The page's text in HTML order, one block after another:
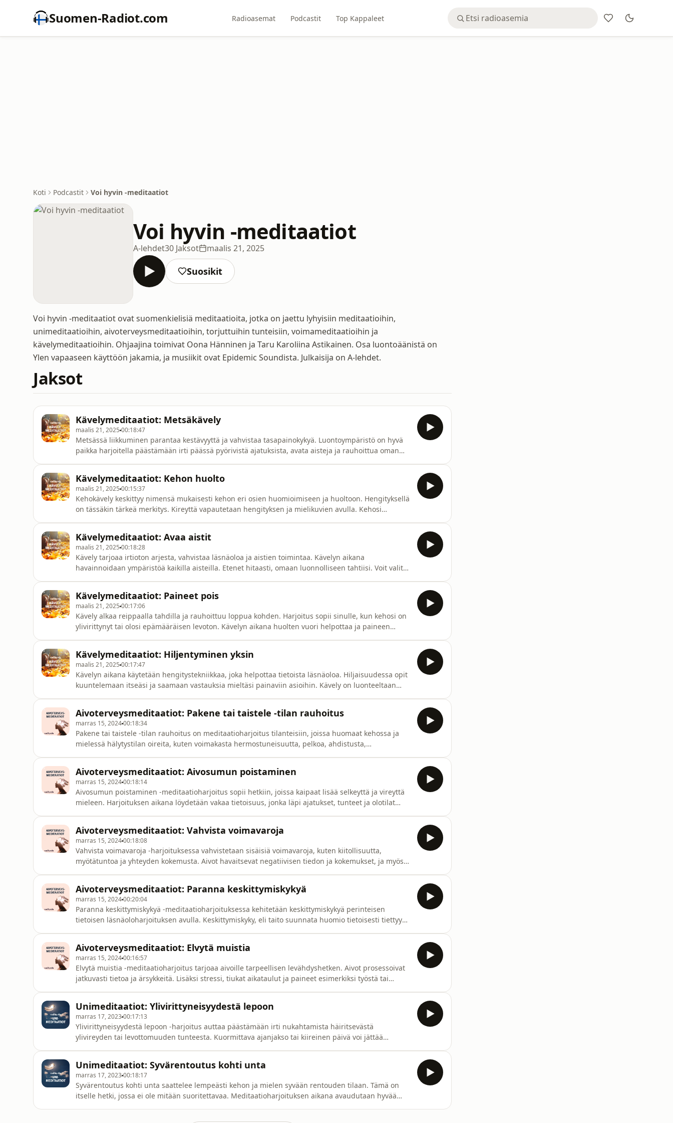
Suomen-Radiot.com Radioasemat Podcastit Top Kappaleet
Koti Podcastit Voi hyvin -meditaatiot
Voi hyvin -meditaatiot
A-lehdet30 Jaksot maalis 21, 2025
Suosikit
Voi hyvin -meditaatiot ovat suomenkielisiä meditaatioita, jotka on jaettu lyhyisiin meditaatioihin,
unimeditaatioihin, aivoterveysmeditaatioihin, torjuttuihin tunteisiin, voimameditaatioihin ja
kävelymeditaatioihin. Ohjaajina toimivat Oona Hänninen ja Taru Karoliina Astikainen. Osa luontoäänistä on
Ylen vapaaseen käyttöön jakamia, ja musiikit ovat Epidemic Soundista. Julkaisija on A-lehdet.
Jaksot
Kävelymeditaatiot: Metsäkävely
maalis 21, 2025 00:18:47
Metsässä liikkuminen parantaa kestävyyttä ja vahvistaa tasapainokykyä. Luontoympäristö on hyvä
paikka harjoitella päästämään irti päässä pyörivistä ajatuksista, avata aisteja ja rauhoittua oman
Kävelymeditaatiot: Kehon huolto
maalis 21, 2025 00:15:37
Kehokävely keskittyy nimensä mukaisesti kehon eri osien huomioimiseen ja huoltoon. Hengityksellä
on tässäkin tärkeä merkitys. Kireyttä vapautetaan hengityksen ja mielikuvien avulla. Kehosi
Kävelymeditaatiot: Avaa aistit
maalis 21, 2025 00:18:28
Kävely tarjoaa irtioton arjesta, vahvistaa läsnäoloa ja aistien toimintaa. Kävelyn aikana
havainnoidaan ympäristöä kaikilla aisteilla. Etenet hitaasti, omaan luonnolliseen tahtiisi. Voit valita
Kävelymeditaatiot: Paineet pois
maalis 21, 2025 00:17:06
Kävely alkaa reippaalla tahdilla ja rauhoittuu loppua kohden. Harjoitus sopii sinulle, kun kehosi on
ylivirittynyt tai olosi epämääräisen levoton. Kävelyn aikana huolten vuori helpottaa ja paineen
Kävelymeditaatiot: Hiljentyminen yksin
maalis 21, 2025 00:17:47
Kävelyn aikana käytetään hengitystekniikkaa, joka helpottaa tietoista läsnäoloa. Hiljaisuudessa opit
kuuntelemaan itseäsi ja saamaan vastauksia mieltäsi painaviin asioihin. Kävely on luonteeltaan
Aivoterveysmeditaatiot: Pakene tai taistele -tilan rauhoitus
marras 15, 202400:18:34
Pakene tai taistele -tilan rauhoitus on meditaatioharjoitus tilanteisiin, joissa huomaat kehossa ja
mielessä hälytystilan oireita, kuten voimakasta hermostuneisuutta, pelkoa, ahdistusta,
mikä vähentää ylih
Aivoterveysmeditaatiot: Aivosumun poistaminen
marras 15, 202400:18:14
Aivosumun poistaminen -meditaatioharjoitus sopii hetkiin, joissa kaipaat lisää selkeyttä ja vireyttä
mieleen. Harjoituksen aikana löydetään vakaa tietoisuus, jonka läpi ajatukset, tunteet ja olotilat
Aivoterveysmeditaatiot: Vahvista voimavaroja
marras 15, 202400:18:08
Vahvista voimavaroja -harjoituksessa vahvistetaan sisäisiä voimavaroja, kuten kiitollisuutta,
myötätuntoa ja yhteyden kokemusta. Aivot havaitsevat negatiivisen tiedon ja kokemukset, ja myös
koko kokemuksen el
Aivoterveysmeditaatiot: Paranna keskittymiskykyä
marras 15, 202400:20:04
Paranna keskittymiskykyä -meditaatioharjoituksessa kehitetään keskittymiskykyä perinteisen
tietoisen läsnäoloharjoituksen avulla. Keskittymiskyky, eli taito suunnata huomio tietoisesti tiettyyn
tahtia ja kesk
Aivoterveysmeditaatiot: Elvytä muistia
marras 15, 202400:16:57
Elvytä muistia -meditaatioharjoitus tarjoaa aivoille tarpeellisen levähdyshetken. Aivot prosessoivat
jatkuvasti tietoa ja ärsykkeitä. Lisäksi stressi, tiukat aikataulut ja paineet esimerkiksi työstä tai
Unimeditaatiot: Ylivirittyneisyydestä lepoon
marras 17, 202300:17:13
Ylivirittyneisyydestä lepoon -harjoitus auttaa päästämään irti nukahtamista häiritsevästä
ylivireyden tai levottomuuden tunteesta. Kuormittava ajanjakso tai kiireinen päivä voi jättää
hermoston
Unimeditaatiot: Syvärentoutus kohti unta
marras 17, 202300:18:17
Syvärentoutus kohti unta saattelee lempeästi kehon ja mielen syvään rentouden tilaan. Tämä on
itselle hetki, jossa ei ole mitään suoritettavaa. Meditaatioharjoituksen aikana avaudutaan hyvää